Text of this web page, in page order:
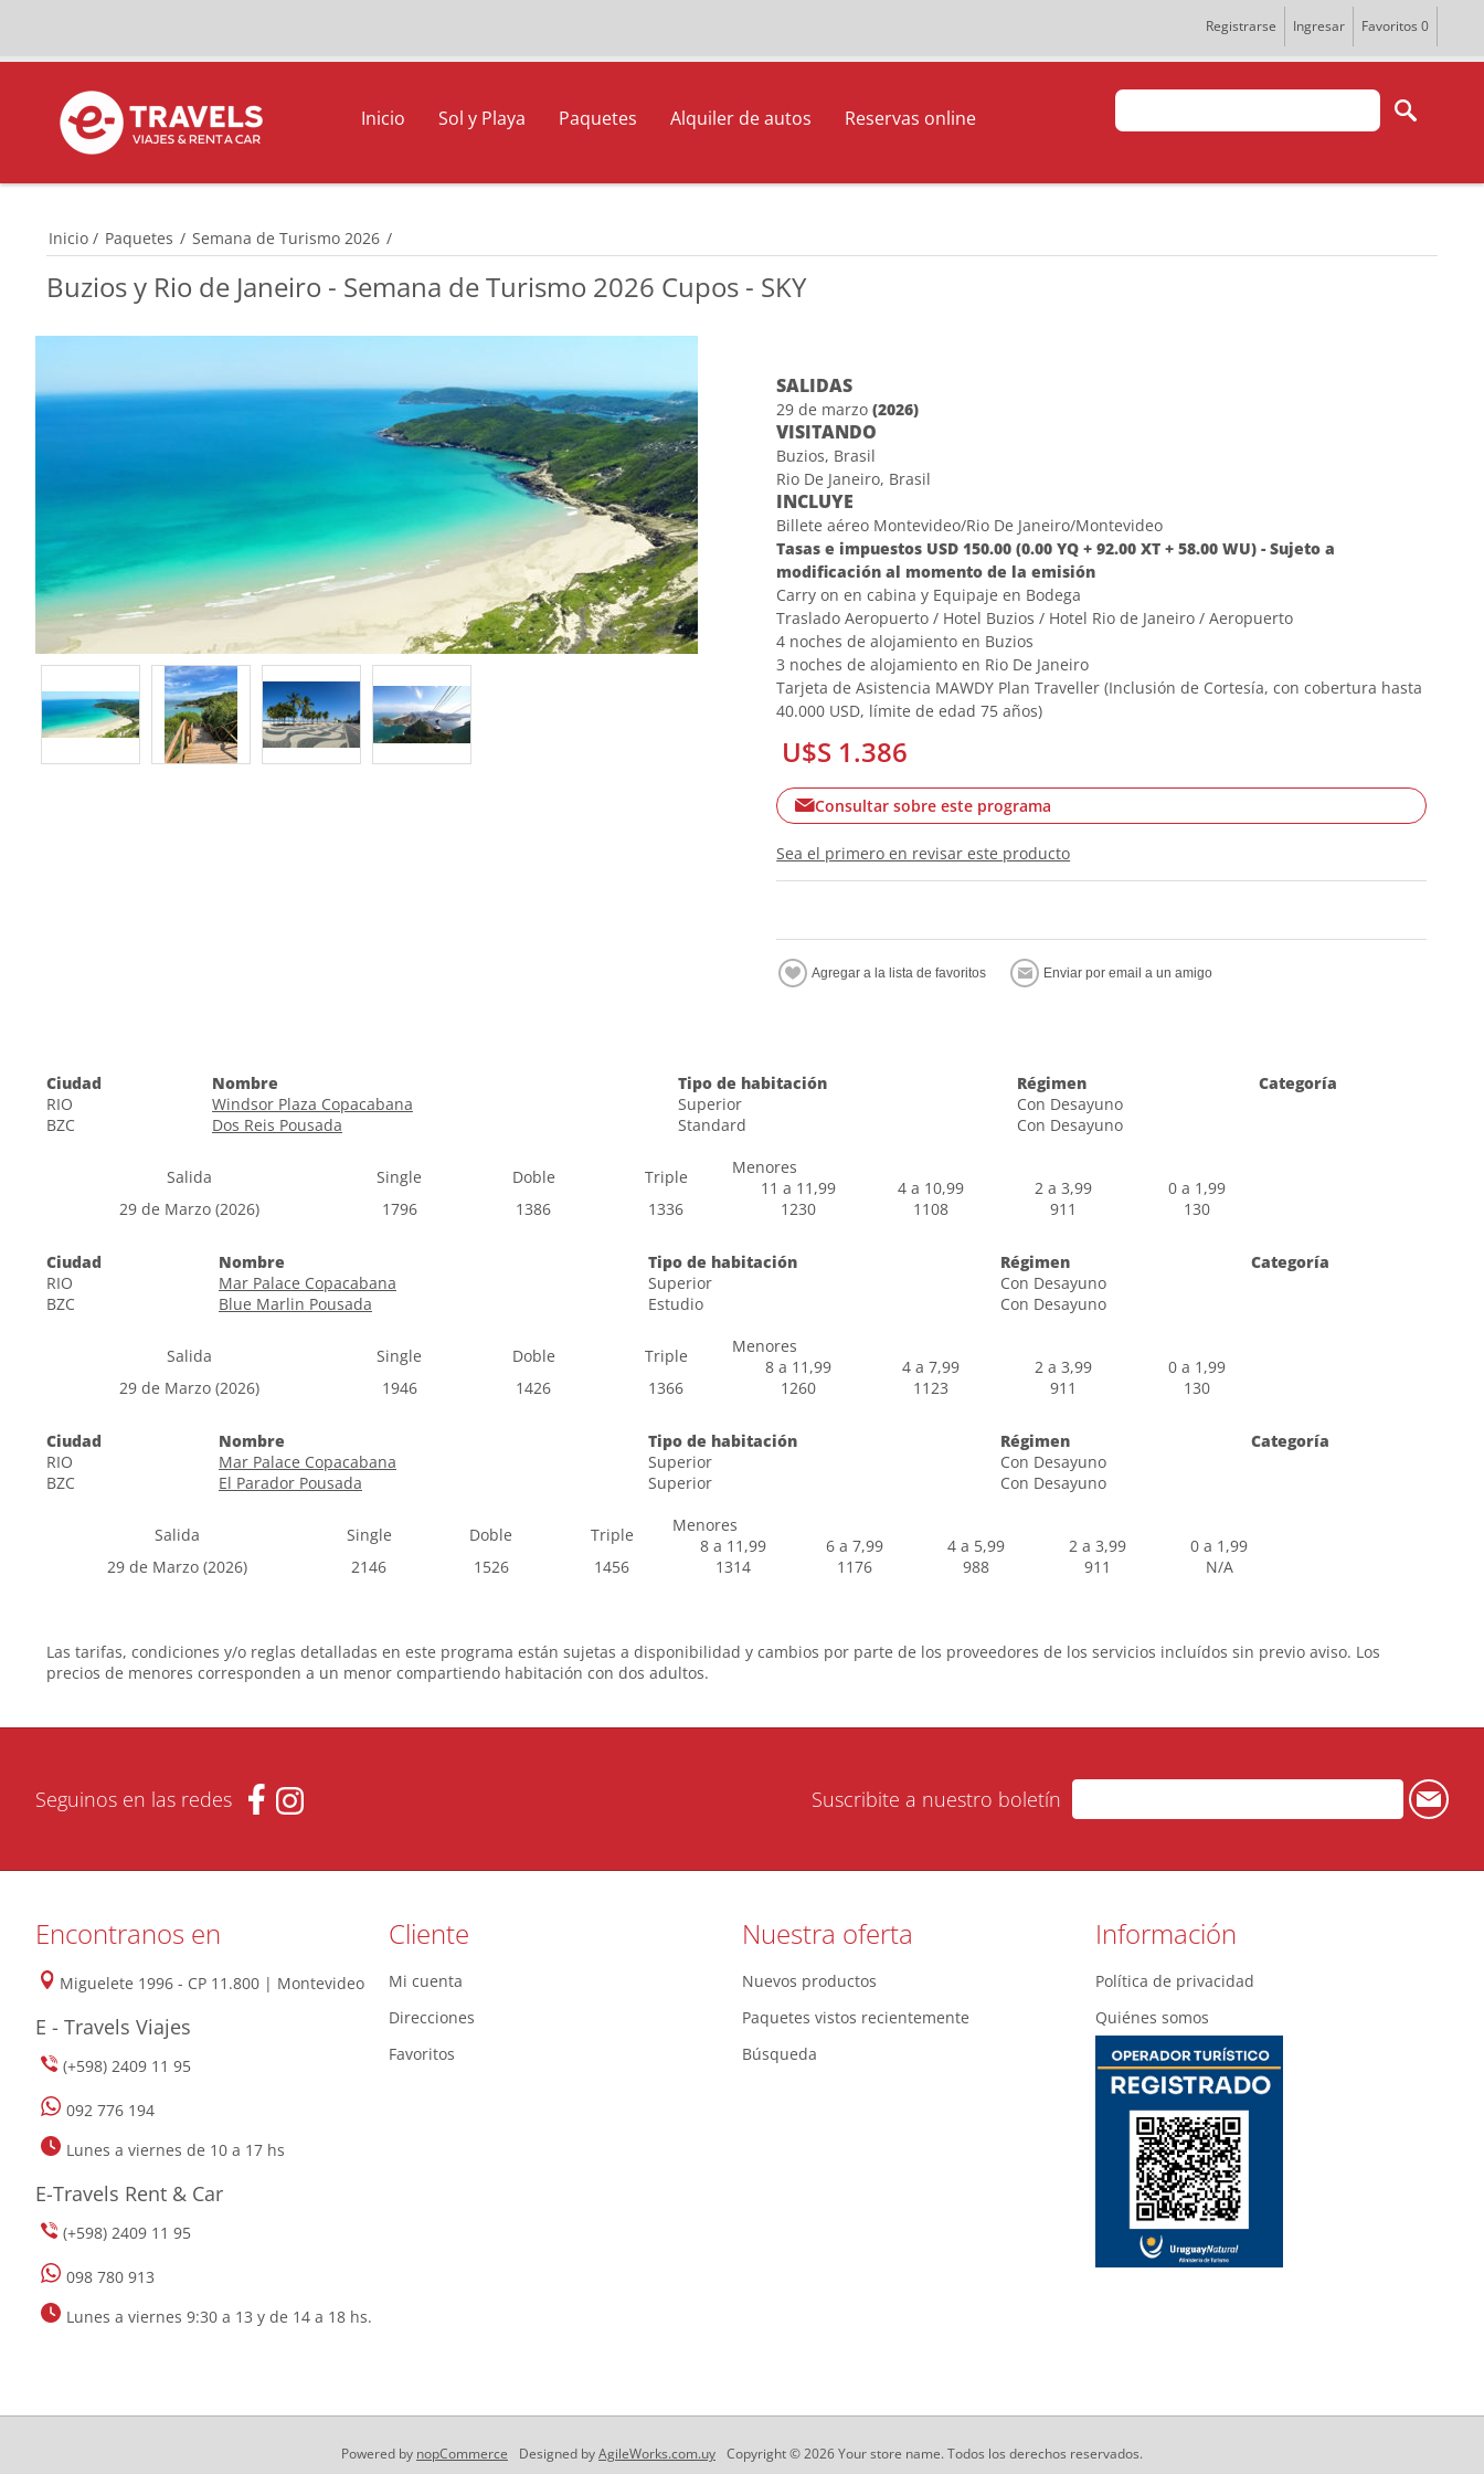
Registrarse Ingresar Favoritos 0
Inicio Sol y Playa Paquetes Alquiler de autos Reservas online
Inicio / Paquetes / Semana de Turismo 2026 /
Buzios y Rio de Janeiro - Semana de Turismo 2026 Cupos - SKY
SALIDAS
29 de marzo(2026)
VISITANDO
Buzios, Brasil
Rio De Janeiro, Brasil
INCLUYE
Billete aéreo Montevideo/Rio De Janeiro/Montevideo
Tasas e impuestos USD 150.00 (0.00 YQ + 92.00 XT + 58.00 WU) - Sujeto a
modificación al momento de la emisión
Carry on en cabina y Equipaje en Bodega
Traslado Aeropuerto / Hotel Buzios / Hotel Rio de Janeiro / Aeropuerto
4 noches de alojamiento en Buzios
3 noches de alojamiento en Rio De Janeiro
Tarjeta de Asistencia MAWDY Plan Traveller (Inclusión de Cortesía, con cobertura hasta
40.000 USD, límite de edad 75 años)
U$S 1.386
Consultar sobre este programa
Sea el primero en revisar este producto
Ciudad Nombre Tipo de habitación Régimen
Categoría
RIO
Windsor Plaza Copacabana Superior
Con Desayuno
BZC
Dos Reis Pousada Standard Con Desayuno
Salida Single Doble Triple
Menores
11 a 11,99
4 a 10,99 2 a 3,99
0 a 1,99
29 de Marzo (2026)
1796 1386 1336 1230 1108 911 130
Ciudad Nombre Tipo de habitación Régimen
Categoría
RIO
Mar Palace Copacabana Superior
Con Desayuno
BZC
Blue Marlin Pousada Estudio Con Desayuno
Salida Single Doble Triple
Menores
8 a 11,99
4 a 7,99 2 a 3,99
0 a 1,99
29 de Marzo (2026)
1946 1426 1366 1260 1123 911 130
Ciudad Nombre Tipo de habitación Régimen
Categoría
RIO
Mar Palace Copacabana Superior
Con Desayuno
BZC
El Parador Pousada Superior Con Desayuno
Salida Single Doble Triple
Menores
8 a 11,99
6 a 7,99 4 a 5,99 2 a 3,99
0 a 1,99
29 de Marzo (2026)
2146 1526 1456 1314 1176 988 911 N/A
Las tarifas, condiciones y/o reglas detalladas en este programa están sujetas a disponibilidad y cambios por parte de los proveedores de los servicios incluídos sin previo aviso. Los
precios de menores corresponden a un menor compartiendo habitación con dos adultos.
Seguinos en las redes Suscribite a nuestro boletín
Encontranos en
Miguelete 1996 - CP 11.800 | Montevideo
E - Travels Viajes
(+598) 2409 11 95
092 776 194
Lunes a viernes de 10 a 17 hs
E-Travels Rent & Car
(+598) 2409 11 95
098 780 913
Lunes a viernes 9:30 a 13 y de 14 a 18 hs.
Cliente
Mi cuenta
Direcciones
Favoritos
Nuestra oferta
Nuevos productos
Paquetes vistos recientemente
Búsqueda
Información
Política de privacidad
Quiénes somos
Powered by nopCommerce Designed byAgileWorks.com.uy Copyright © 2026 Your store name. Todos los derechos reservados.